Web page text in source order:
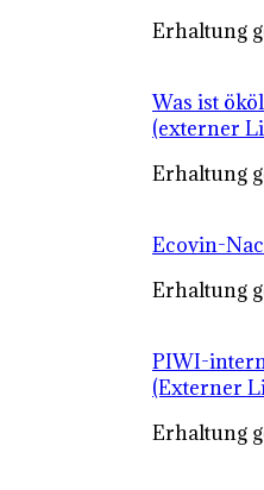
Erhaltung
Was ist
(externer
Erhaltung
Ecovin-
Erhaltung
PIWI-
(Externer
Erhaltung